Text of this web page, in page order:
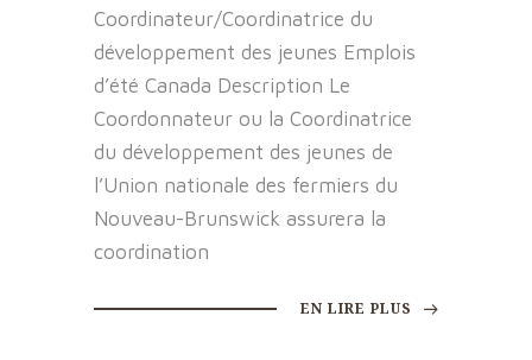
Coordinateur/Coordinatrice du
développement des jeunes Emplois
d’été Canada Description Le
Coordonnateur ou la Coordinatrice
du développement des jeunes de
l’Union nationale des fermiers du
Nouveau-Brunswick assurera la
coordination
EN LIRE PLUS